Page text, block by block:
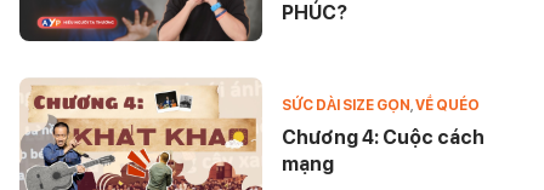
PHÚC?
SỨC DÀI SIZE GỌN,VỀ QUÉO
Chương 4: Cuộc cách
mạng